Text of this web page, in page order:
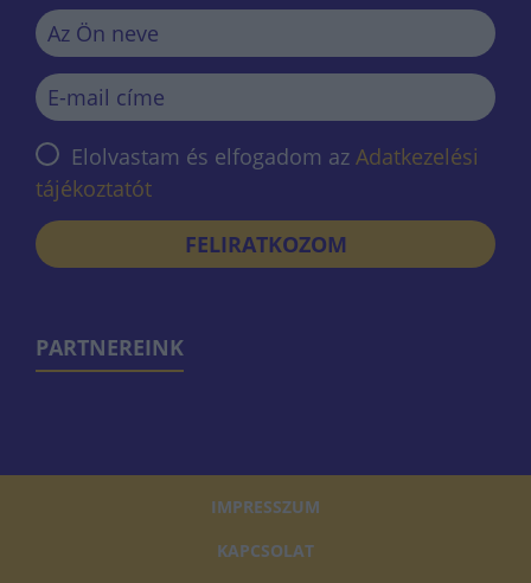
Elolvastam és elfogadom az Adatkezelési
tájékoztatót
FELIRATKOZOM
PARTNEREINK
IMPRESSZUM
KAPCSOLAT